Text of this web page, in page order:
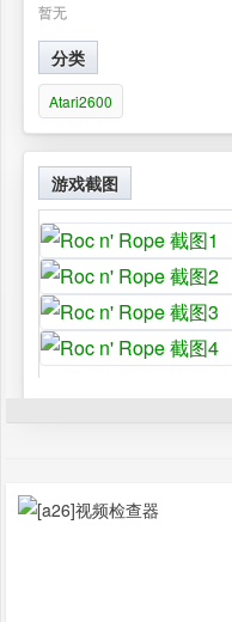
暂无
分类
Atari2600
游戏截图